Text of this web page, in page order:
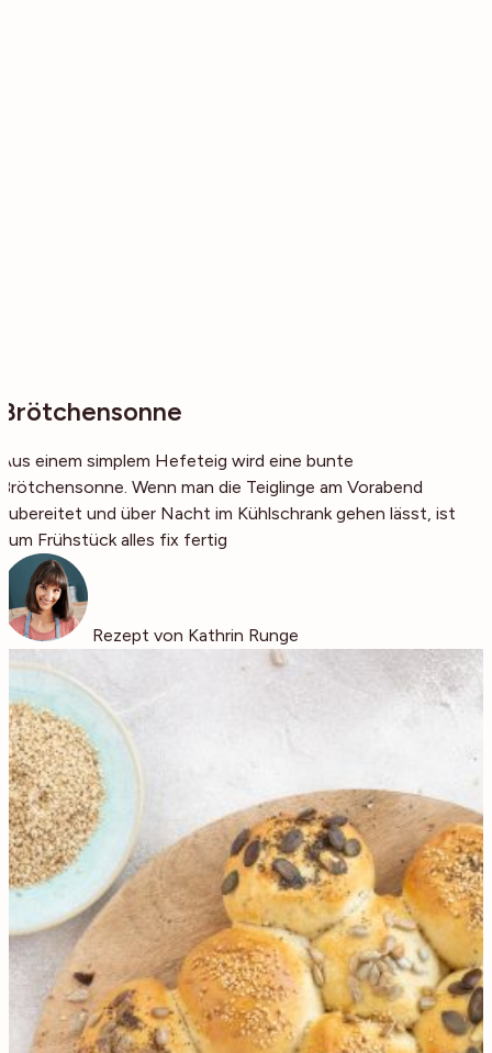
Brötchensonne
Aus einem simplem Hefeteig wird eine bunte
Brötchensonne. Wenn man die Teiglinge am Vorabend
zubereitet und über Nacht im Kühlschrank gehen lässt, ist
zum Frühstück alles fix fertig
Rezept von Kathrin Runge